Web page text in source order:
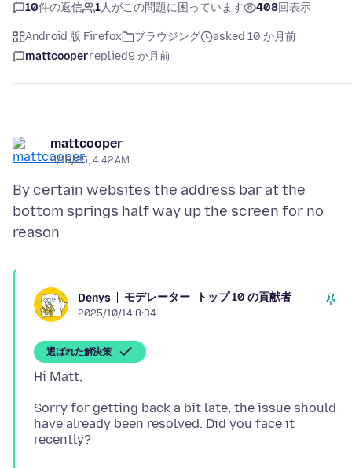
10件の返信 1人がこの問題に困っています 408回表示
Android 版 Firefox ブラウジング
asked 10 か月前
mattcooperreplied9 か月前
mattcooper
9/18/25, 4:42 AM
By certain websites the address bar at the
bottom springs half way up the screen for no
Denys モデレーター トップ 10 の貢献者
2025/10/14 8:34
選ばれた解決策
Sorry for getting back a bit late, the issue should
have already been resolved. Did you face it